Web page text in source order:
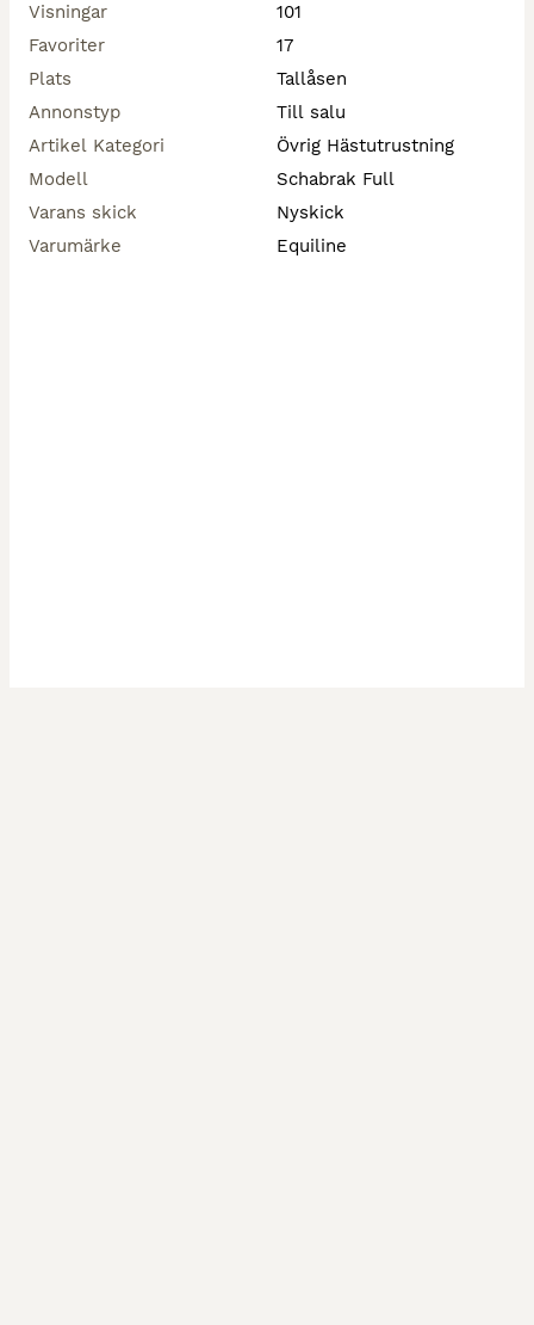
Visningar
101
Favoriter
17
Plats
Tallåsen
Annonstyp
Till salu
Artikel Kategori
Övrig Hästutrustning
Modell
Schabrak Full
Varans skick
Nyskick
Varumärke
Equiline